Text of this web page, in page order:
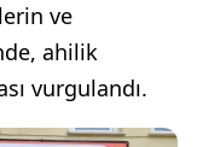
ve
ahilik
vurgulandı.